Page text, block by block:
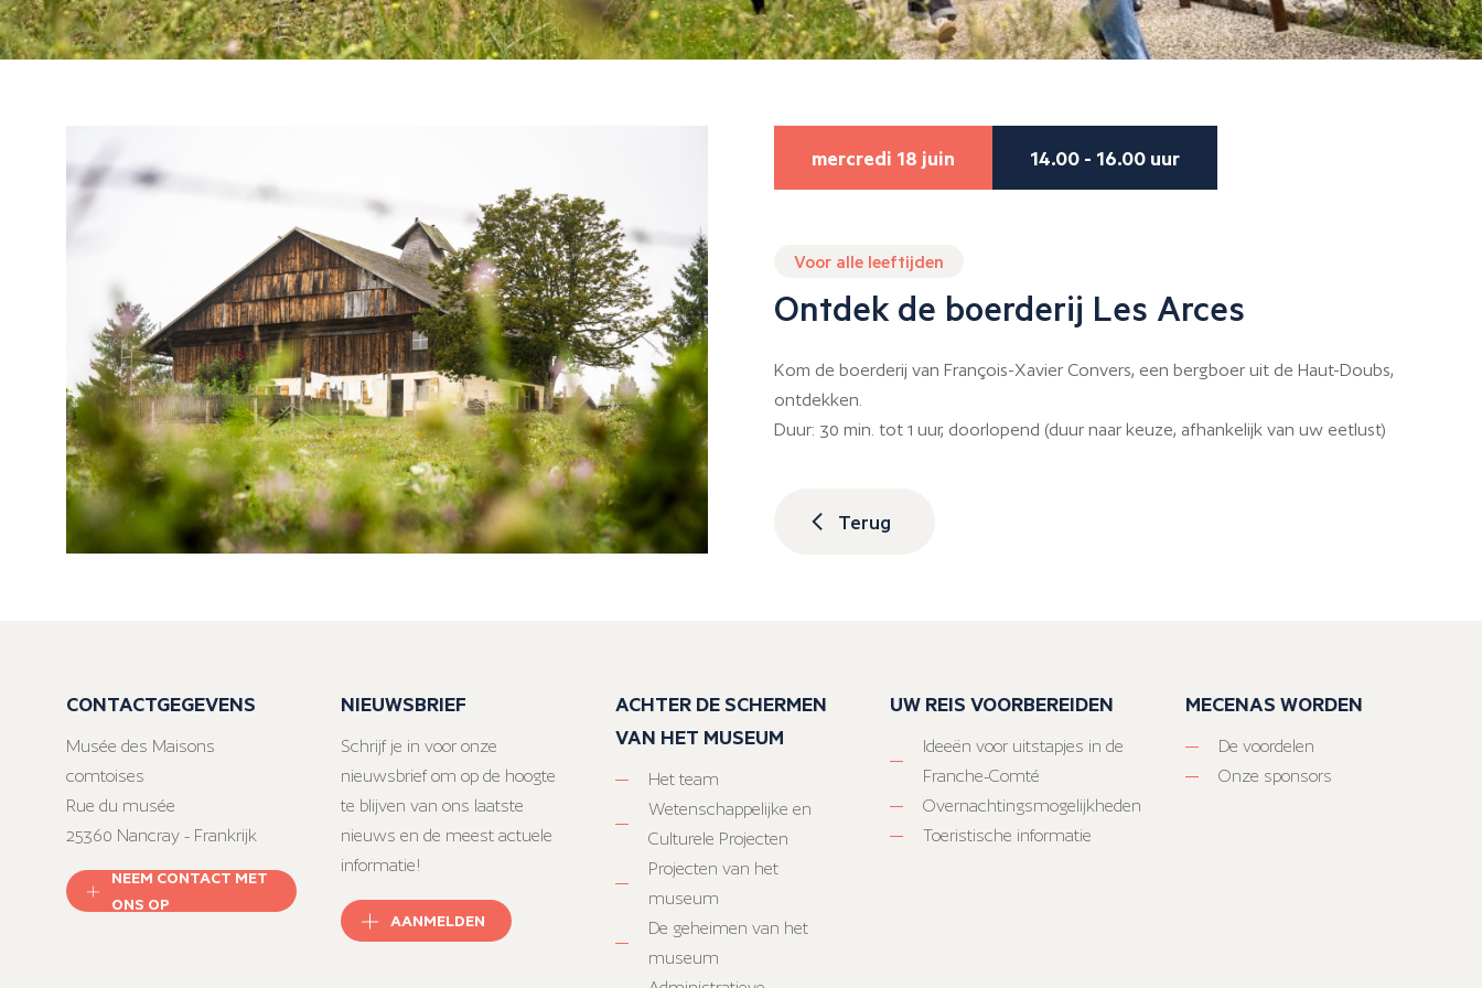
mercredi 18 juin 14.00 - 16.00 uur
Voor alle leeftijden
Ontdek de boerderij Les Arces
Kom de boerderij van François-Xavier Convers, een bergboer uit de Haut-Doubs,
ontdekken.
Duur: 30 min. tot 1 uur, doorlopend (duur naar keuze, afhankelijk van uw eetlust)
Terug
CONTACTGEGEVENS
Musée des Maisons
comtoises
Rue du musée
25360 Nancray - Frankrijk
NEEM CONTACT MET
ONS OP
NIEUWSBRIEF
Schrijf je in voor onze
nieuwsbrief om op de hoogte
te blijven van ons laatste
nieuws en de meest actuele
informatie!
AANMELDEN
ACHTER DE SCHERMEN
VAN HET MUSEUM
Het team
Wetenschappelijke en
Culturele Projecten
Projecten van het
museum
De geheimen van het
museum
UW REIS VOORBEREIDEN
Ideeën voor uitstapjes in de
Franche-Comté
Overnachtingsmogelijkheden
Toeristische informatie
MECENAS WORDEN
De voordelen
Onze sponsors